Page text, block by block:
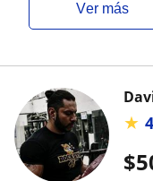
ver más
$
★